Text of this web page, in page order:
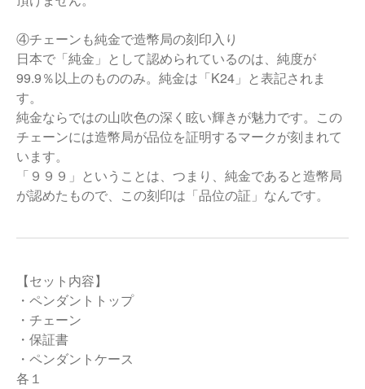
④チェーンも純金で造幣局の刻印入り
日本で「純金」として認められているのは、純度が
99.9％以上のもののみ。純金は「K24」と表記されま
す。
純金ならではの山吹色の深く眩い輝きが魅力です。この
チェーンには造幣局が品位を証明するマークが刻まれて
います。
「９９９」ということは、つまり、純金であると造幣局
が認めたもので、この刻印は「品位の証」なんです。
【セット内容】
・ペンダントトップ
・チェーン
・保証書
・ペンダントケース
各１